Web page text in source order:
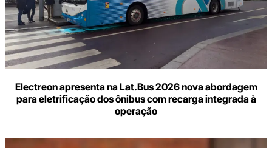
Electreon apresenta na Lat.Bus 2026 nova abordagem
para eletrificação dos ônibus com recarga integrada à
operação